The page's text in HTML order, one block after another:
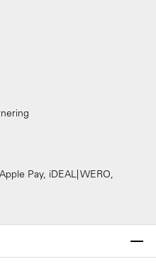
Pay, iDEAL| WERO,